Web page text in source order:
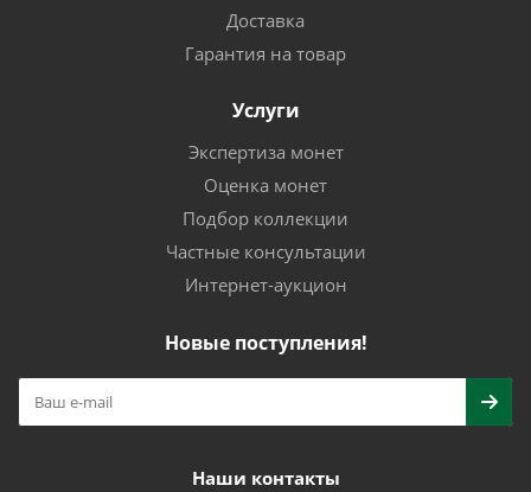
Доставка
Гарантия на товар
Услуги
Экспертиза монет
Оценка монет
Подбор коллекции
Частные консультации
Интернет-аукцион
Новые поступления!
Наши контакты